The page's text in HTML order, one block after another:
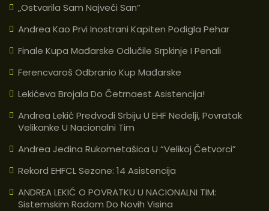
„Ostvarila Sam Najveći San”
Andrea Kao Prvi Inostrani Kapiten Podigla Pehar
Finale Kupa Mađarske Odlučile Srpkinje I Penali
Ferencvaroš Odbranio Kup Mađarske
Lekićeva Brojala Do Četrnaest Asistencija!
Andrea Lekić Predvodi Srbiju U EHF Nedelji, Povratak
Velikanke U Nacionalni Tim
Andrea Jedina Rukometašica U “velikoj Četvorci”
Rekord EHFCL Sezone: 14 Asistencija
ANDREA LEKIĆ O POVRATKU U NACIONALNI TIM:
Sistemskim Radom Do Novih Visina